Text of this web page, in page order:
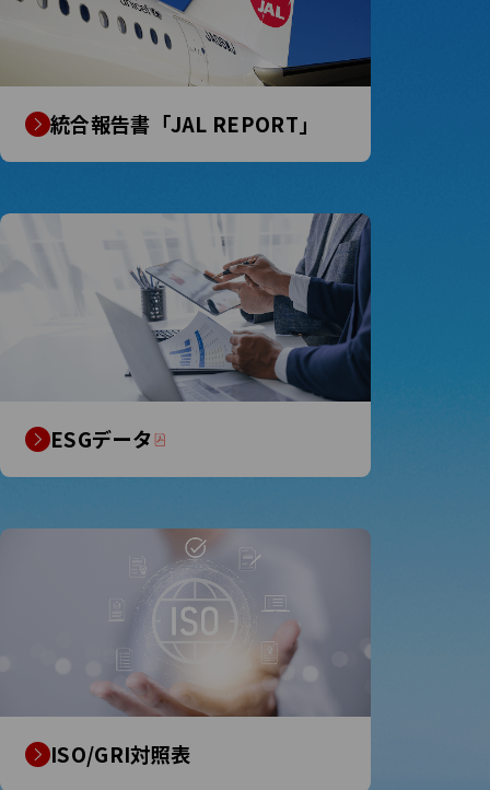
統合報告書「JAL REPORT」
ESGデータ
ISO/GRI対照表